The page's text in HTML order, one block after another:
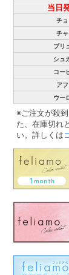
当日
チ
チ
ブリ
シュ
コー
ア
ウー
※ご注文が殺
た、在庫切れ
い。詳しくは